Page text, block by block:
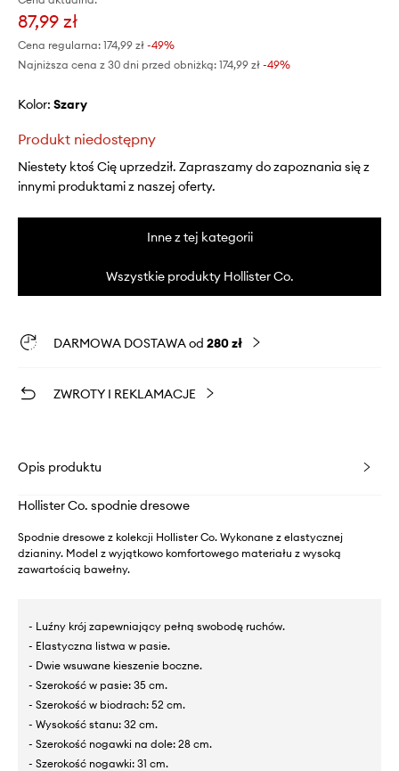
87,99 zł
Cena regularna: 174,99 zł -49%
Najniższa cena z 30 dni przed obniżką: 174,99 zł -49%
Kolor: szary
Produkt niedostępny
Niestety ktoś Cię uprzedził. Zapraszamy do zapoznania się z
innymi produktami z naszej oferty.
Inne z tej kategorii
Wszystkie produkty Hollister Co.
DARMOWA DOSTAWA od 280 zł
ZWROTY I REKLAMACJE
Opis produktu
Hollister Co. spodnie dresowe
Spodnie dresowe z kolekcji Hollister Co. Wykonane z elastycznej
dzianiny. Model z wyjątkowo komfortowego materiału z wysoką
zawartością bawełny.
- Luźny krój zapewniający pełną swobodę ruchów.
- Elastyczna listwa w pasie.
- Dwie wsuwane kieszenie boczne.
- Szerokość w pasie: 35 cm.
- Szerokość w biodrach: 52 cm.
- Wysokość stanu: 32 cm.
- Szerokość nogawki na dole: 28 cm.
- Szerokość nogawki: 31 cm.